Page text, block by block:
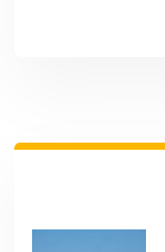
ok